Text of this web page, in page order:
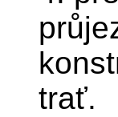
trať.